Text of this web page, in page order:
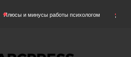
работы психологом Домашняя